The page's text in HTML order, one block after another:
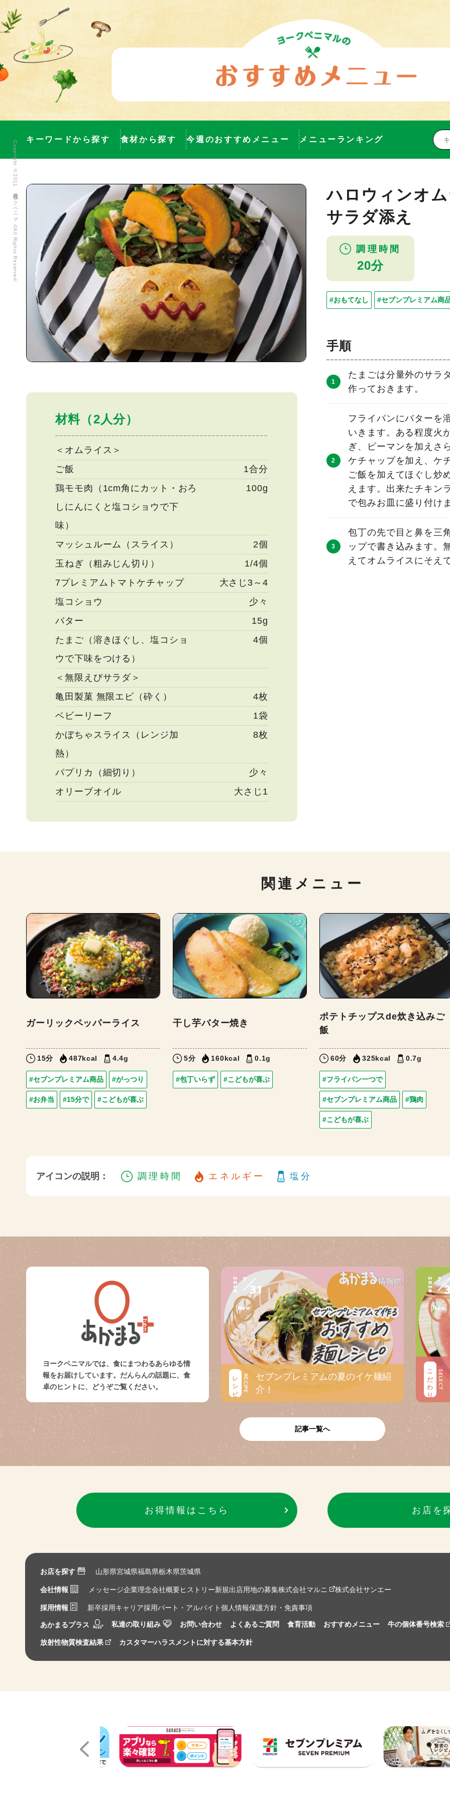
キーワードから探す 食材から探す 今週のおすすめメニュー メニューランキング
材料（2人分）
＜オムライス＞
ご飯
1合分
鶏モモ肉（1cm角にカット・おろ
しにんにくと塩コショウで下
味）
100g
マッシュルーム（スライス）
2個
玉ねぎ（粗みじん切り）
1/4個
7プレミアムトマトケチャップ
大さじ3～4
塩コショウ
少々
バター
15g
たまご（溶きほぐし、塩コショ
ウで下味をつける）
4個
＜無限えびサラダ＞
亀田製菓 無限エビ（砕く）
4枚
ベビーリーフ
1袋
かぼちゃスライス（レンジ加
熱）
8枚
パプリカ（細切り）
少々
オリーブオイル
大さじ1
ハロウィンオ
サラダ添え
調理時間
20分
#おもてなし #セブンプレミアム商
手順
たまごは分量外のサラ
作っておきます。
フライパンにバターを
いきます。ある程度火
ぎ、ピーマンを加えさ
ケチャップを加え、ケ
ご飯を加えてほぐし炒
えます。出来たチキン
で包みお皿に盛り付け
包丁の先で目と鼻を三
ップで書き込みます。
えてオムライスにそえ
関連メニュー
ガーリックペッパーライス
15分 487kcal 4.4g
#セブンプレミアム商品 #がっつり
#お弁当 #15分で #こどもが喜ぶ
干し芋バター焼き
5分 160kcal 0.1g
#包丁いらず #こどもが喜ぶ
ポテトチップスde炊き込みご
飯
60分 325kcal 0.7g
#フライパン一つで
#セブンプレミアム商品 #鶏肉
#こどもが喜ぶ
アイコンの説明： 調理時間 エネルギー 塩分
ヨークベニマルでは、食にまつわるあらゆる情
報をお届けしています。だんらんの話題に、食
卓のヒントに、どうぞご覧ください。
2026 7
31
レシピ RECIPE
セブンプレミアムの夏のイケ麺紹
介！
2026 7
こだわり SELECT
記事一覧へ
お得情報はこちら お店を
お店を探す 山形県宮城県福島県栃木県茨城県
会社情報 メッセージ企業理念会社概要ヒストリー新規出店用地の募集株式会社マルニ 株式会社サンエー
採用情報 新卒採用キャリア採用パート・アルバイト個人情報保護方針・免責事項
あかまるプラス 私達の取り組み お問い合わせ よくあるご質問 食育活動 おすすめメニュー 牛の個体番号検索
放射性物質検査結果 カスタマーハラスメントに対する基本方針
Copyright ©2011 株式会社ヨークベニマル All Rights Reserved.